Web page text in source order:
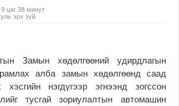
цаг 38 минут
эрх зүй
Замын хөдөлгөөний удирдлагын
алба замын хөдөлгөөнд саад
нэгдүгээр эгнээнд зогссон
тусгай зориулалтын автомашин